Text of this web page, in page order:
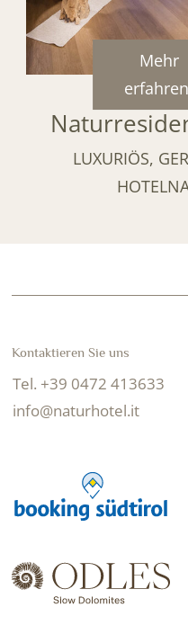
Mehr
LUXURIÖS,
Kontaktieren Sie uns
Tel. +39 0472 413633
info@naturhotel.it